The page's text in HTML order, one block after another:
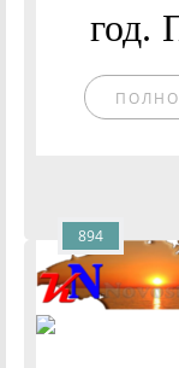
год.
894